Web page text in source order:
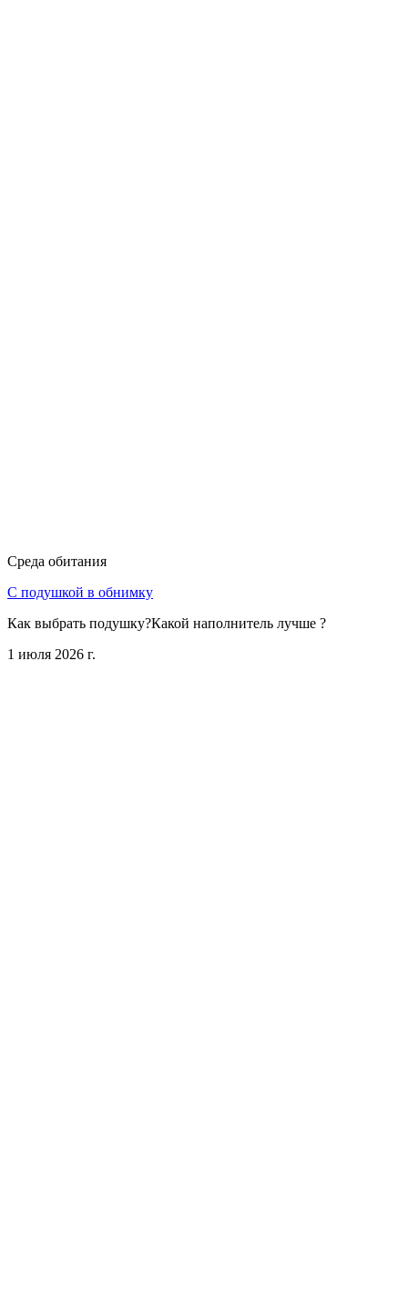
Среда обитания
С подушкой в обнимку
Как выбрать подушку?Какой наполнитель лучше ?
1 июля 2026 г.